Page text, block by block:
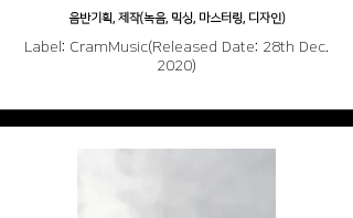
음반기획, 제작(녹음, 믹싱, 마스터링, 디자인)
Label: CramMusic(Released Date: 28th Dec.
2020)